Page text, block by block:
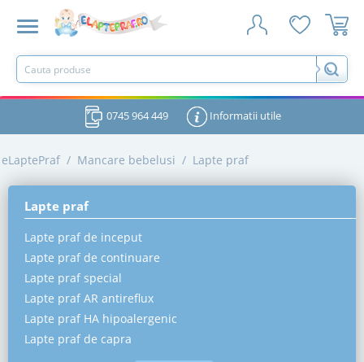
0745 964 449 Informatii utile
eLaptePraf / Mancare bebelusi / Lapte praf
Lapte praf
Lapte praf de inceput
Lapte praf de continuare
Lapte praf special
Lapte praf AR antireflux
Lapte praf HA hipoalergenic
Lapte praf de capra